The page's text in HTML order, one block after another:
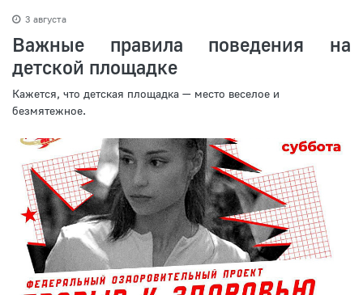
3 августа
Важные правила поведения на
детской площадке
Кажется, что детская площадка — место веселое и
безмятежное.